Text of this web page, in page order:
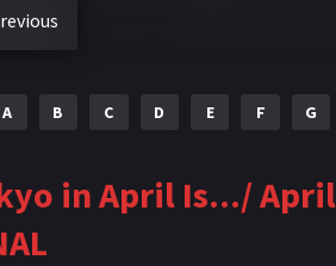
A B C D E F G
in April Is.../